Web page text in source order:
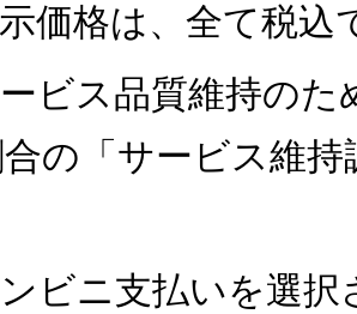
価格は、全て税込
ビス品質維持のた
の「サービス維
ビニ支払いを選択